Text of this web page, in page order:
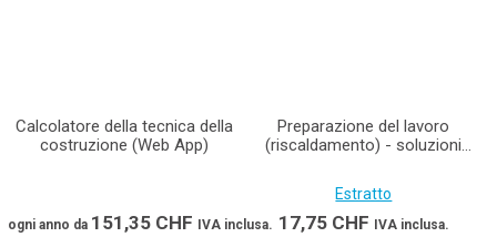
Calcolatore della tecnica della
costruzione (Web App)
ogni anno da 151,35 CHF IVA inclusa.
Preparazione del lavoro
(riscaldamento) - soluzioni
installatori di riscaldamenti
stampata incluso E-Book
Estratto
17,75 CHF IVA inclusa.